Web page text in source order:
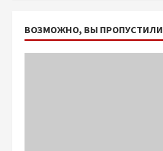
ВОЗМОЖНО, ВЫ ПРОПУСТИЛИ